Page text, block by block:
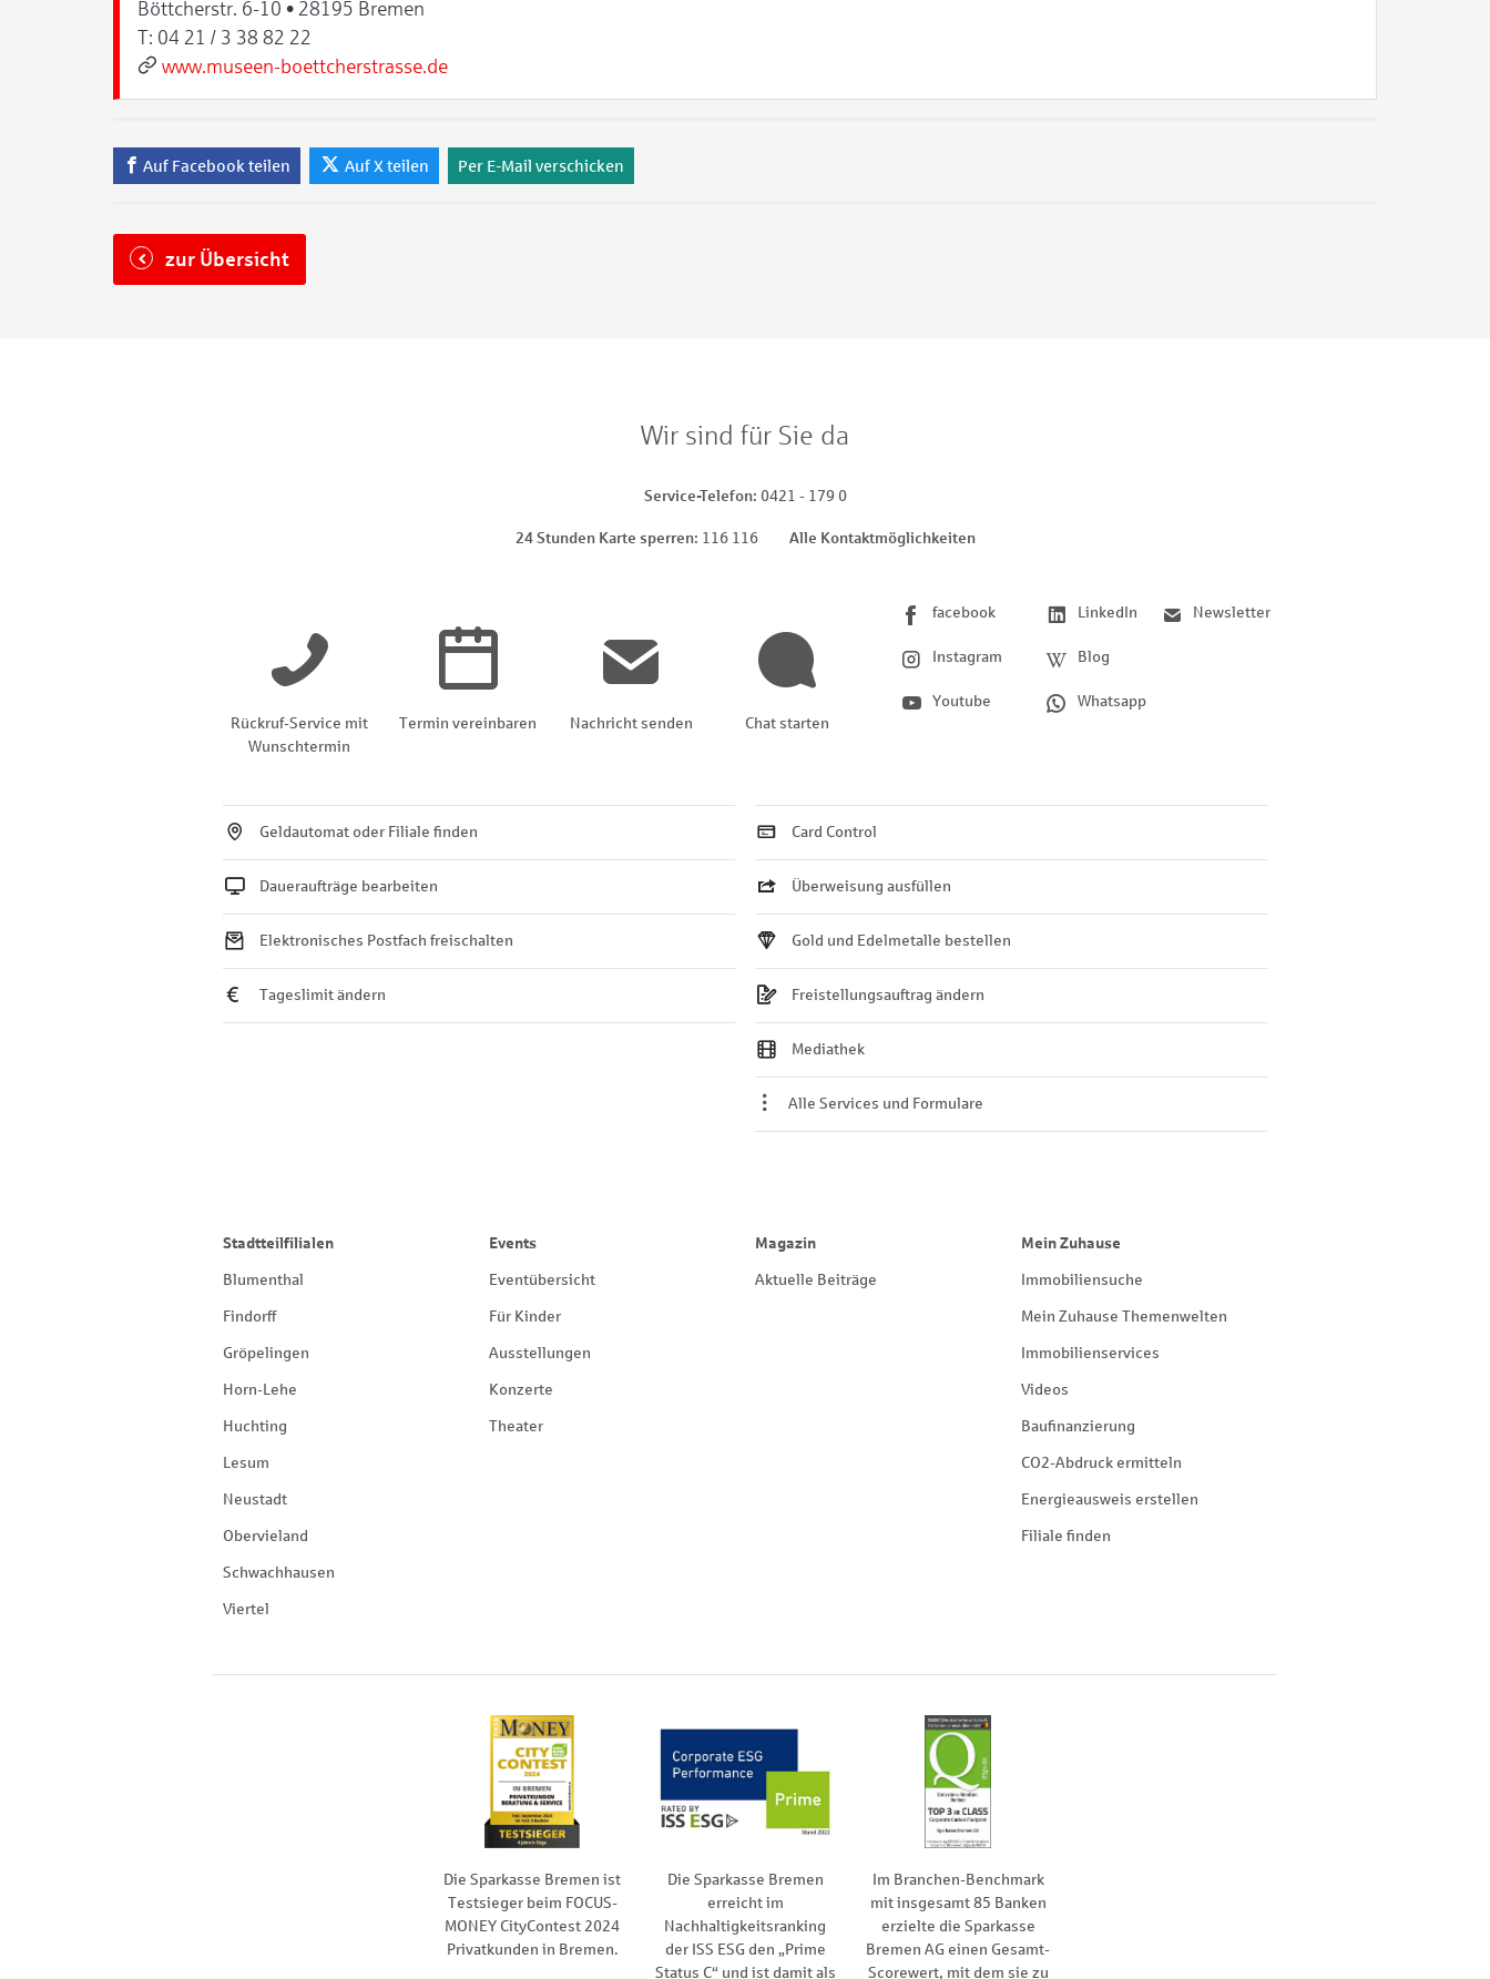
Böttcherstr. 6-10 • 28195 Bremen
T: 04 21 / 3 38 82 22
www.museen-boettcherstrasse.de
Auf Facebook teilen Auf X teilen Per E-Mail verschicken
zur Übersicht
Wir sind für Sie da
Service-Telefon 0421 - 179 0
24 Stunden Karte sperren 116 116 Alle Kontaktmöglichkeiten
Rückruf-Service mit
Wunschtermin
Termin vereinbaren Nachricht senden Chat starten
facebook
Instagram
Youtube
LinkedIn
Blog
Whatsapp
Newsletter
Geldautomat oder Filiale finden
Daueraufträge bearbeiten
Elektronisches Postfach freischalten
Tageslimit ändern
Card Control
Überweisung ausfüllen
Gold und Edelmetalle bestellen
Freistellungsauftrag ändern
Mediathek
Alle Services und Formulare
Stadtteilfilialen
Blumenthal
Findorff
Gröpelingen
Horn-Lehe
Huchting
Lesum
Neustadt
Obervieland
Schwachhausen
Viertel
Events
Eventübersicht
Für Kinder
Ausstellungen
Konzerte
Theater
Magazin
Aktuelle Beiträge
Mein Zuhause
Immobiliensuche
Mein Zuhause Themenwelten
Immobilienservices
Videos
Baufinanzierung
CO2-Abdruck ermitteln
Energieausweis erstellen
Filiale finden
Die Sparkasse Bremen ist
Testsieger beim FOCUS-
MONEY CityContest 2024
Privatkunden in Bremen.
Die Sparkasse Bremen
erreicht im
Nachhaltigkeitsranking
der ISS ESG den „Prime
Status C“ und ist damit als
Im Branchen-Benchmark
mit insgesamt 85 Banken
erzielte die Sparkasse
Bremen AG einen Gesamt-
Scorewert, mit dem sie zu